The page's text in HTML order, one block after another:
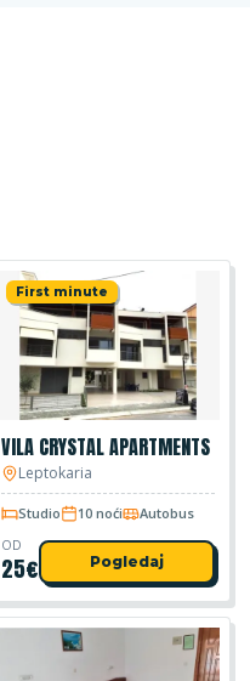
First minute
VILA CRYSTAL APARTMENTS
Leptokaria
Studio 10 noći Autobus
OD
25€ Pogledaj